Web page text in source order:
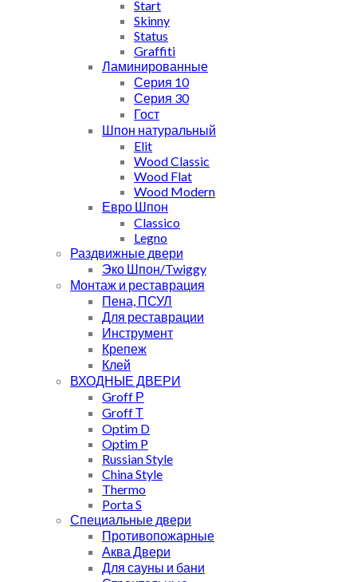
Start
Skinny
Status
Graffiti
Ламинированные
Серия 10
Серия 30
Гост
Шпон натуральный
Elit
Wood Classic
Wood Flat
Wood Modern
Евро Шпон
Classico
Legno
Раздвижные двери
Эко Шпон/Twiggy
Монтаж и реставрация
Пена, ПСУЛ
Для реставрации
Инструмент
Крепеж
Клей
ВХОДНЫЕ ДВЕРИ
Groff Р
Groff Т
Optim D
Optim P
Russian Style
China Style
Thermo
Porta S
Специальные двери
Противопожарные
Аква Двери
Для сауны и бани